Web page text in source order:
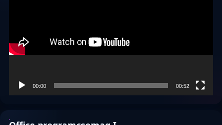
00:00 00:52